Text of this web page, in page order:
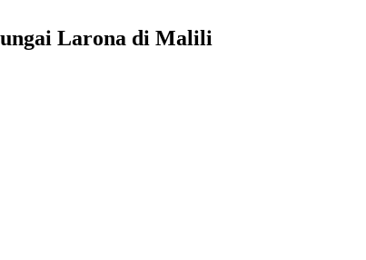
Larona di Malili